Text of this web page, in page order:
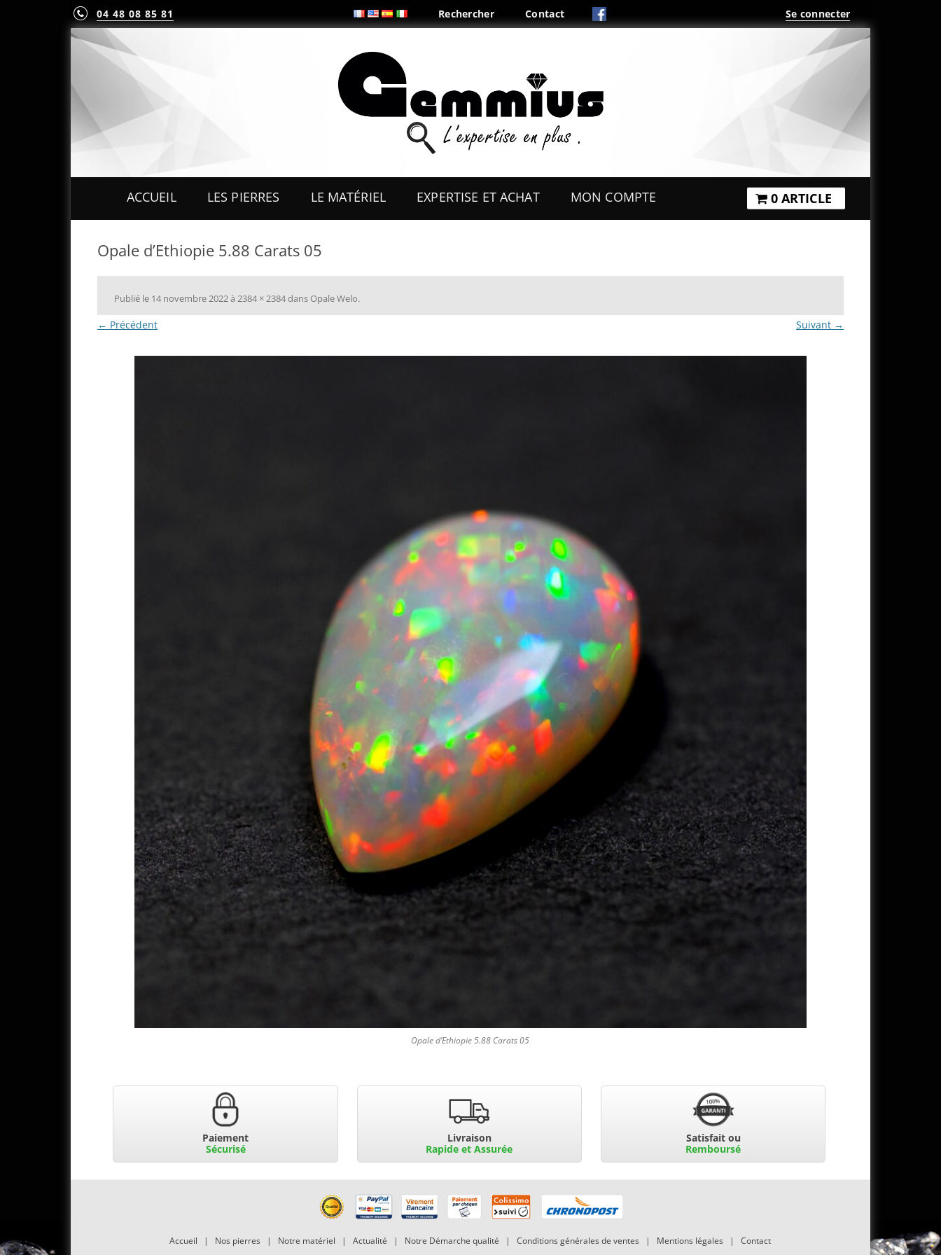
04 48 08 85 81 Rechercher Contact Se connecter
au
contenu
ACCUEIL LES PIERRES
MINÉRAUX & CRISTAUX
LE MATÉRIEL
BOITES & PLIS
EXPERTISE ET ACHAT MON COMPTE 0 ARTICLE
Opale d’Ethiopie 5.88 Carats 05
Publié le 14 novembre 2022à2384 × 2384dans Opale Welo.
← Précédent Suivant →
Opale d’Ethiopie 5.88 Carats 05
Paiement
Sécurisé
Livraison
Rapide et Assurée
Satisfait ou
Remboursé
Accueil | Nos pierres | Notre matériel |Actualité | Notre Démarche qualité |Conditions générales de ventes | Mentions légales |Contact